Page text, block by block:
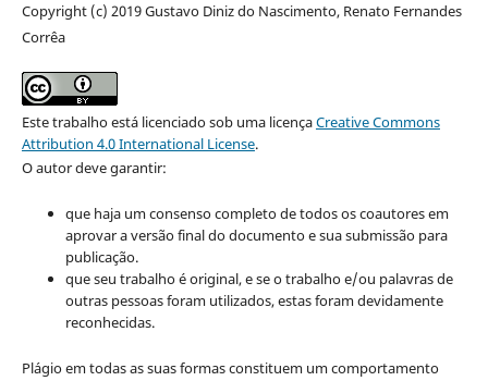
Copyright (c) 2019 Gustavo Diniz do Nascimento, Renato Fernandes
Corrêa
Este trabalho está licenciado sob uma licençaCreative Commons
Attribution 4.0 International License.
O autor deve garantir:
que haja um consenso completo de todos os coautores em
aprovar a versão final do documento e sua submissão para
publicação.
que seu trabalho é original, e se o trabalho e/ou palavras de
outras pessoas foram utilizados, estas foram devidamente
reconhecidas.
Plágio em todas as suas formas constituem um comportamento